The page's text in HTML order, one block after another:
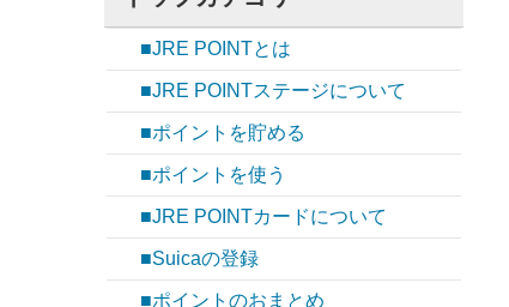
■JRE POINTとは
■JRE POINTステージについて
■ポイントを貯める
■ポイントを使う
■JRE POINTカードについて
■Suicaの登録
■ポイントのおまとめ